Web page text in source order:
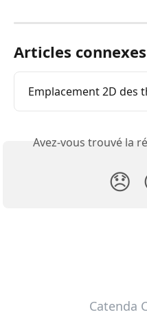
Articles connexes
Emplacement 2D des
Avez-vous trouvé la
😞
Catenda